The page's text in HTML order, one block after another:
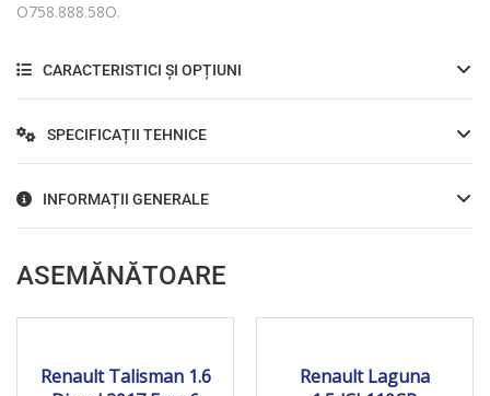
O758.888.58O.
CARACTERISTICI ȘI OPȚIUNI
SPECIFICAȚII TEHNICE
INFORMAȚII GENERALE
ASEMĂNĂTOARE
Renault Talisman 1.6
Renault Laguna